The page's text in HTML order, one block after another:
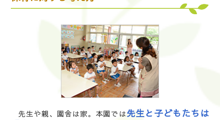
先生や親、園舎は家。本園では先生と子どもたちは